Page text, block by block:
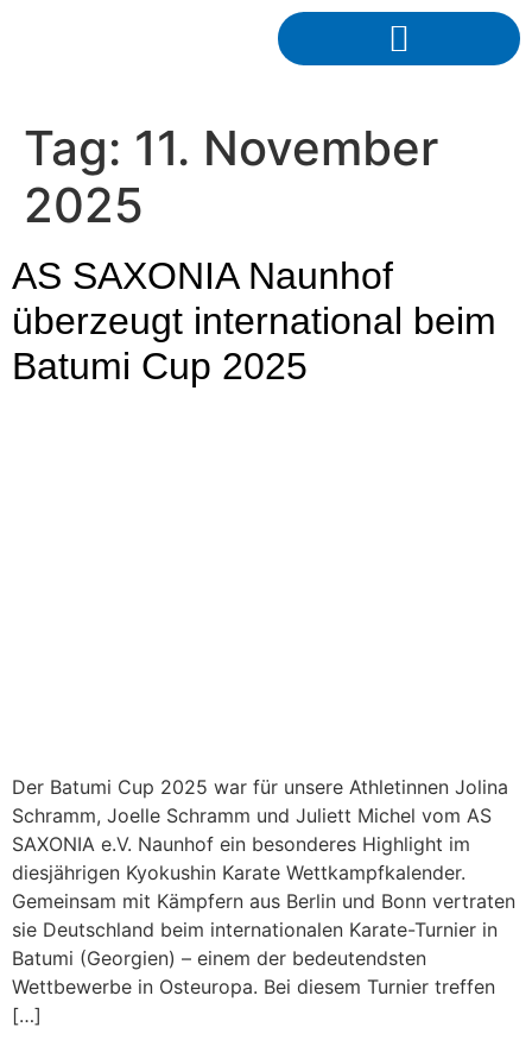
Tag: 11. November
2025
AS SAXONIA Naunhof
überzeugt international beim
Batumi Cup 2025
Der Batumi Cup 2025 war für unsere Athletinnen Jolina
Schramm, Joelle Schramm und Juliett Michel vom AS
SAXONIA e.V. Naunhof ein besonderes Highlight im
diesjährigen Kyokushin Karate Wettkampfkalender.
Gemeinsam mit Kämpfern aus Berlin und Bonn vertraten
sie Deutschland beim internationalen Karate-Turnier in
Batumi (Georgien) – einem der bedeutendsten
Wettbewerbe in Osteuropa. Bei diesem Turnier treffen
[…]